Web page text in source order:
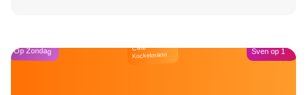
Op Zondag Café
Kockelmann Sven op 1